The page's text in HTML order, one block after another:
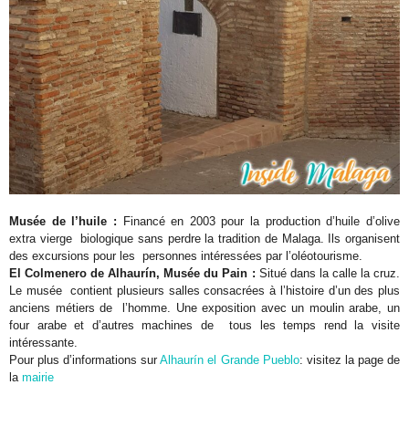
Musée de l’huile :
Financé en 2003 pour la production d’huile d’olive
extra vierge biologique sans perdre la tradition de Malaga. Ils organisent
des excursions pour les personnes intéressées par l’oléotourisme.
El Colmenero de Alhaurín, Musée du Pain : Situé dans la calle la cruz.
Le musée contient plusieurs salles consacrées à l’histoire d’un des plus
anciens métiers de l’homme. Une exposition avec un moulin arabe, un
four arabe et d’autres machines de tous les temps rend la visite
intéressante.
Pour plus d’informations surAlhaurín el Grande Pueblo: visitez la page de
la mairie